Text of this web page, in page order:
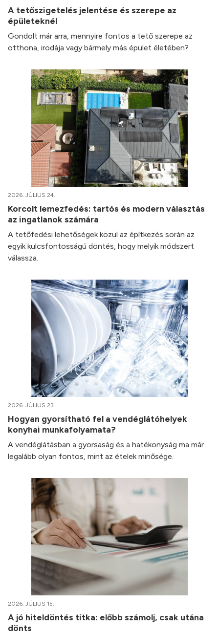
A tetőszigetelés jelentése és szerepe az
épületeknél
Gondolt már arra, mennyire fontos a tető szerepe az
otthona, irodája vagy bármely más épület életében?
2026. JÚLIUS 24.
Korcolt lemezfedés: tartós és modern választás
az ingatlanok számára
A tetőfedési lehetőségek közül az építkezés során az
egyik kulcsfontosságú döntés, hogy melyik módszert
válassza.
2026. JÚLIUS 23.
Hogyan gyorsítható fel a vendéglátóhelyek
konyhai munkafolyamata?
A vendéglátásban a gyorsaság és a hatékonyság ma már
legalább olyan fontos, mint az ételek minősége.
2026. JÚLIUS 15.
A jó hiteldöntés titka: előbb számolj, csak utána
dönts